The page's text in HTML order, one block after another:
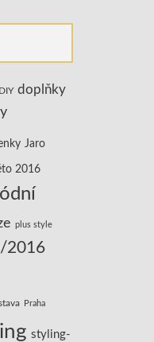
DIY doplňky
Jaro
2016
plus style
2016
Praha
styling-